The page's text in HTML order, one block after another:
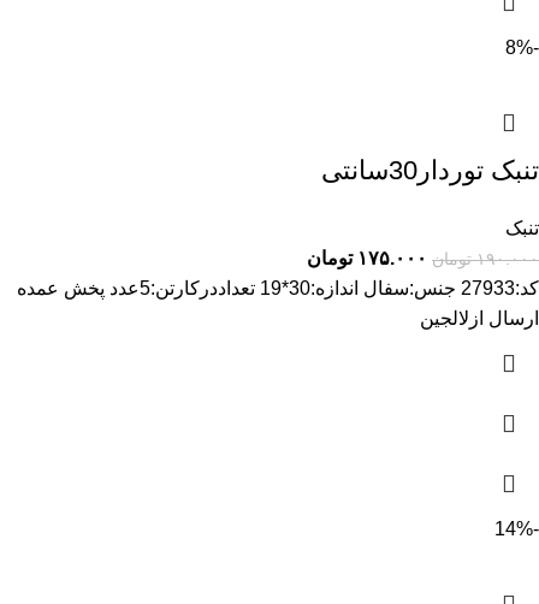
-8%
تنبک توردار30سانتی
تنبک
۱۹۰.۰۰۰ تومان ۱۷۵.۰۰۰ تومان
کد:27933 جنس:سفال اندازه:30*19 تعداددرکارتن:5عدد پخش عمده
ارسال ازلالجین
-14%